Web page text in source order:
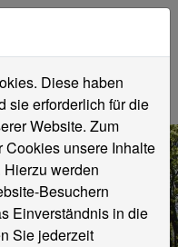
Diese haben
sie erforderlich für die
Website. Zum
unsere Inhalte
werden
Besuchern
Einverständnis in die
Sie jederzeit